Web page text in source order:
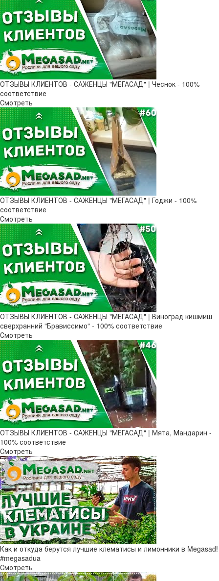
ОТЗЫВЫ КЛИЕНТОВ - САЖЕНЦЫ "МЕГАСАД" | Чеснок - 100%
соответствие
Смотреть
ОТЗЫВЫ КЛИЕНТОВ - САЖЕНЦЫ "МЕГАСАД" | Годжи - 100%
соответствие
Смотреть
ОТЗЫВЫ КЛИЕНТОВ - САЖЕНЦЫ "МЕГАСАД" | Виноград кишмиш
сверхранний "Брависсимо" - 100% соответствие
Смотреть
ОТЗЫВЫ КЛИЕНТОВ - САЖЕНЦЫ "МЕГАСАД" | Мята, Мандарин -
100% соответствие
Смотреть
Как и откуда берутся лучшие клематисы и лимонники в Megasad!
#megasadua
Смотреть